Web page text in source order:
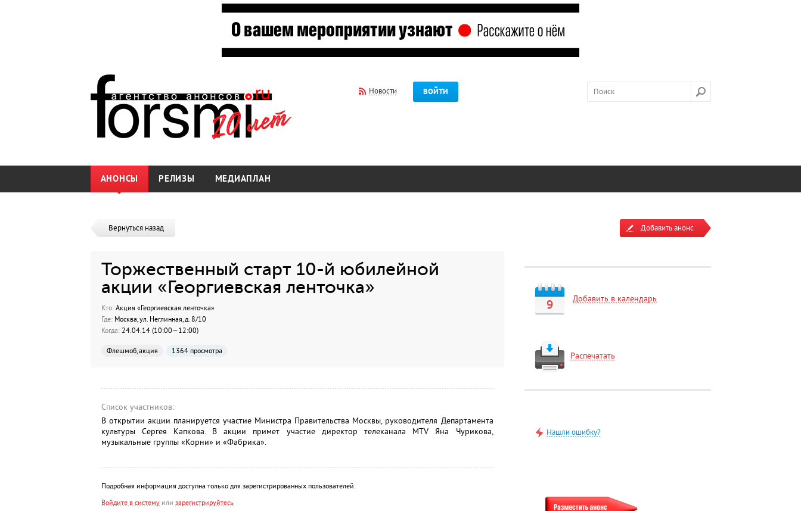
Новости ВОЙТИ
АНОНСЫ РЕЛИЗЫ МЕДИАПЛАН
Вернуться назад
Торжественный старт 10-й юбилейной
акции «Георгиевская ленточка»
Кто:Акция «Георгиевская ленточка»
Где:Москва, ул. Неглинная, д. 8/10
Когда:24.04.14 (10:00—12:00)
Флешмоб, акция 1364 просмотра
Список участников:
В открытии акции планируется участие Министра Правительства Москвы, руководителя Департамента
культуры Сергея Капкова. В акции примет участие директор телеканала MTV Яна Чурикова,
музыкальные группы «Корни» и «Фабрика».
Подробная информация доступна только для зарегистрированных пользователей.
Войдите в системуили зарегистрируйтесь
Добавить анонс
9 Добавить в календарь
Распечатать
Нашли ошибку?